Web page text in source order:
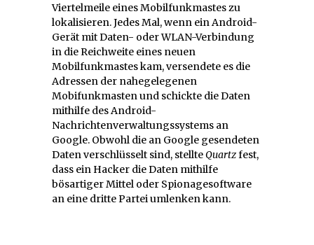
Viertelmeile eines Mobilfunkmastes zu
lokalisieren. Jedes Mal, wenn ein Android-
Gerät mit Daten- oder WLAN-Verbindung
in die Reichweite eines neuen
Mobilfunkmastes kam, versendete es die
Adressen der nahegelegenen
Mobifunkmasten und schickte die Daten
mithilfe des Android-
Nachrichtenverwaltungssystems an
Google. Obwohl die an Google gesendeten
Daten verschlüsselt sind, stellteQuartzfest,
dass ein Hacker die Daten mithilfe
bösartiger Mittel oder Spionagesoftware
an eine dritte Partei umlenken kann.